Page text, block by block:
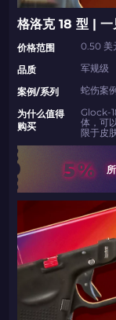
带上你
只需抓取
如何
复制
带上
带上
由
团队
格洛克 18 型 | 一
价格范围
0.50 美
品质
军规级
案例/系列
蛇伤案
为什么值得
购买
Glock-
体，可
限于皮
5%